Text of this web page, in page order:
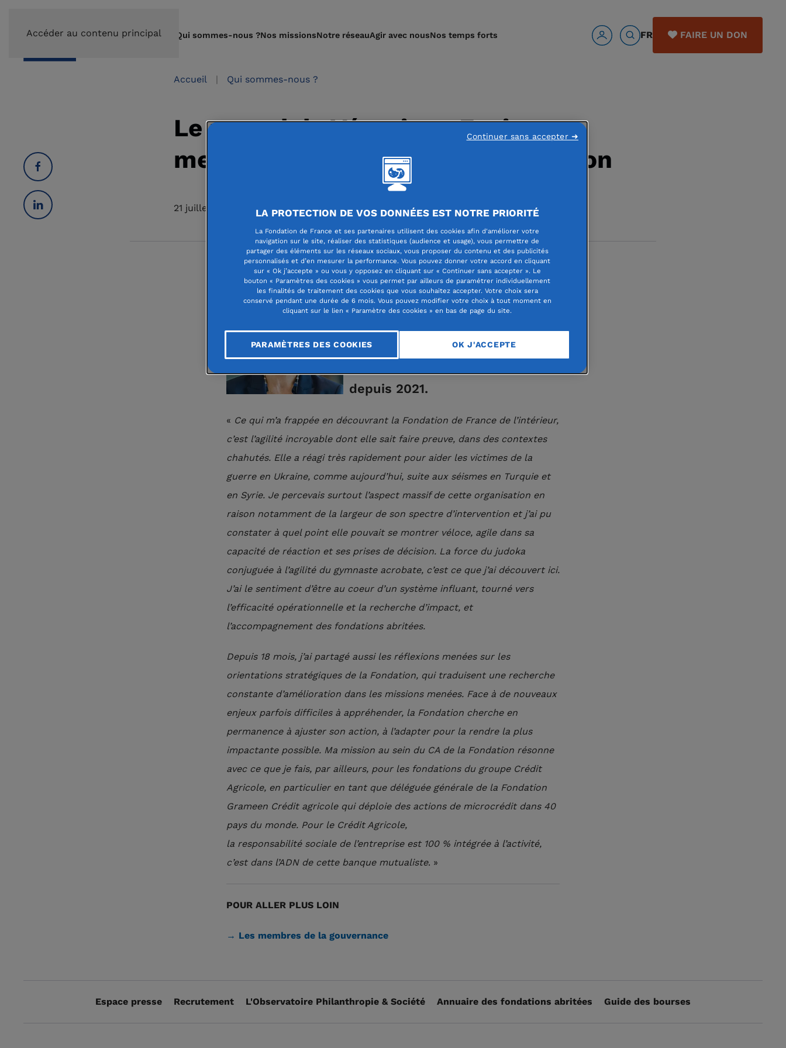
Accéder au contenu principal Qui sommes-nous ?Nos missionsNotre réseauAgir avec nousNos temps forts FR FAIRE UN DON
Accueil Qui sommes-nous ?
Le regard de Véronique Faujour,
membre du Conseil d’administration
21 juillet 2023
Véronique Faujour est Secrétaire
générale de Crédit Agricole SA.
Elle fait partie du Conseil
d’administration
depuis 2021.
« Ce qui m’a frappée en découvrant la Fondation de France de l’intérieur,
c’est l’agilité incroyable dont elle sait faire preuve, dans des contextes
chahutés. Elle a réagi très rapidement pour aider les victimes de la
guerre en Ukraine, comme aujourd’hui, suite aux séismes en Turquie et
en Syrie. Je percevais surtout l’aspect massif de cette organisation en
raison notamment de la largeur de son spectre d’intervention et j’ai pu
constater à quel point elle pouvait se montrer véloce, agile dans sa
capacité de réaction et ses prises de décision. La force du judoka
conjuguée à l’agilité du gymnaste acrobate, c’est ce que j’ai découvert ici.
J’ai le sentiment d’être au coeur d’un système influant, tourné vers
l’efficacité opérationnelle et la recherche d’impact, et
l’accompagnement des fondations abritées.
Depuis 18 mois, j’ai partagé aussi les réflexions menées sur les
orientations stratégiques de la Fondation, qui traduisent une recherche
constante d’amélioration dans les missions menées. Face à de nouveaux
enjeux parfois difficiles à appréhender, la Fondation cherche en
permanence à ajuster son action, à l’adapter pour la rendre la plus
impactante possible. Ma mission au sein du CA de la Fondation résonne
avec ce que je fais, par ailleurs, pour les fondations du groupe Crédit
Agricole, en particulier en tant que déléguée générale de la Fondation
Grameen Crédit agricole qui déploie des actions de microcrédit dans 40
pays du monde. Pour le Crédit Agricole,
la responsabilité sociale de l’entreprise est 100 % intégrée à l’activité,
c’est dans l’ADN de cette banque mutualiste. »
POUR ALLER PLUS LOIN
→ Les membres de la gouvernance
Espace presse Recrutement L'Observatoire Philanthropie & Société Annuaire des fondations abritées Guide des bourses
LA PROTECTION DE VOS DONNÉES EST NOTRE PRIORITÉ
La Fondation de France et ses partenaires utilisent des cookies afin d'améliorer votre
navigation sur le site, réaliser des statistiques (audience et usage), vous permettre de
partager des éléments sur les réseaux sociaux, vous proposer du contenu et des publicités
personnalisés et d’en mesurer la performance. Vous pouvez donner votre accord en cliquant
sur « Ok j’accepte » ou vous y opposez en cliquant sur « Continuer sans accepter ». Le
bouton « Paramètres des cookies » vous permet par ailleurs de paramétrer individuellement
les finalités de traitement des cookies que vous souhaitez accepter. Votre choix sera
conservé pendant une durée de 6 mois. Vous pouvez modifier votre choix à tout moment en
cliquant sur le lien « Paramètre des cookies » en bas de page du site.
PARAMÈTRES DES COOKIES OK J'ACCEPTE
Continuer sans accepter ➜